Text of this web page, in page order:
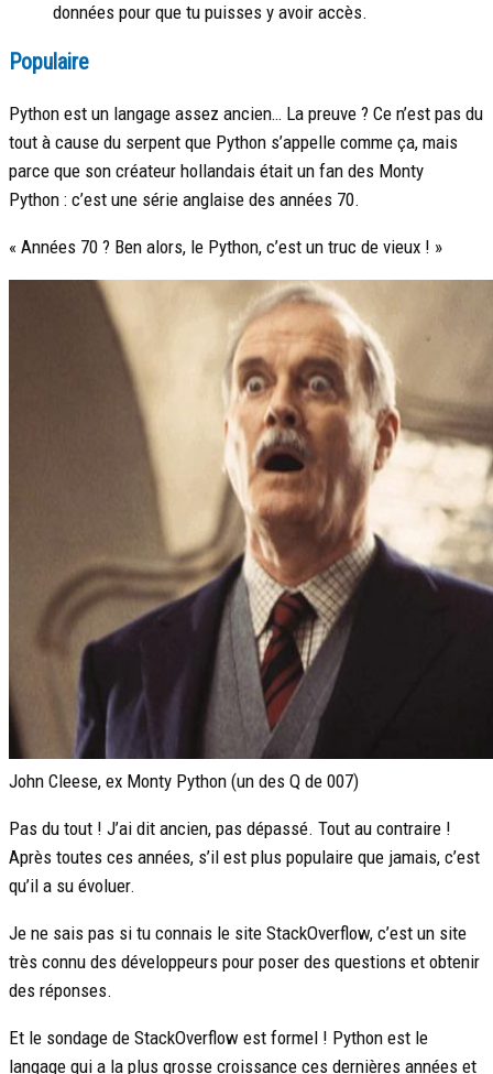
données pour que tu puisses y avoir accès.
Populaire
Python est un langage assez ancien… La preuve ? Ce n’est pas du
tout à cause du serpent que Python s’appelle comme ça, mais
parce que son créateur hollandais était un fan des Monty
Python : c’est une série anglaise des années 70.
« Années 70 ? Ben alors, le Python, c’est un truc de vieux ! »
John Cleese, ex Monty Python (un des Q de 007)
Pas du tout ! J’ai dit ancien, pas dépassé. Tout au contraire !
Après toutes ces années, s’il est plus populaire que jamais, c’est
qu’il a su évoluer.
Je ne sais pas si tu connais le site StackOverflow, c’est un site
très connu des développeurs pour poser des questions et obtenir
des réponses.
Et le sondage de StackOverflow est formel ! Python est le
langage qui a la plus grosse croissance ces dernières années et